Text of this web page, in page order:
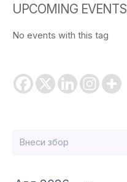
UPCOMING EVENTS
No events with this tag